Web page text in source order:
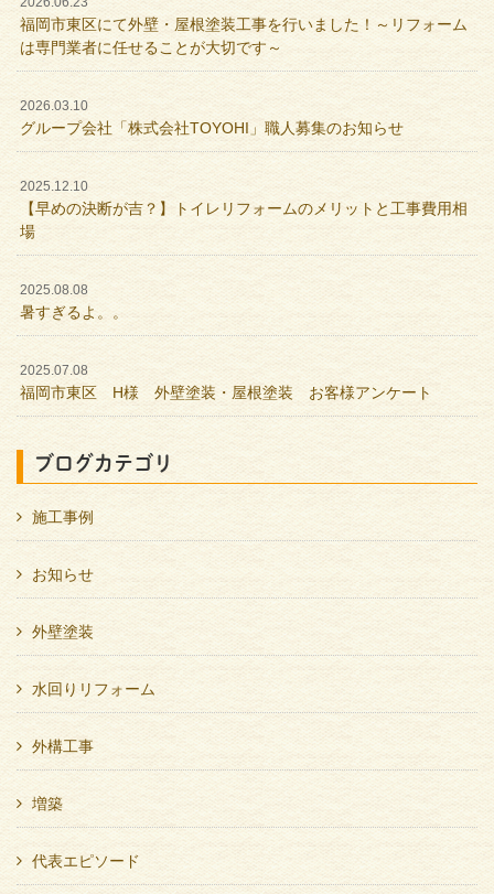
福岡市東区にて外壁・屋根塗装工事を行いました！～リフォーム
は専門業者に任せることが大切です～
2026.03.10
グループ会社「株式会社TOYOHI」職人募集のお知らせ
2025.12.10
【早めの決断が吉？】トイレリフォームのメリットと工事費用相
場
2025.08.08
暑すぎるよ。。
2025.07.08
福岡市東区 H様 外壁塗装・屋根塗装 お客様アンケート
ブログカテゴリ
施工事例
お知らせ
外壁塗装
水回りリフォーム
外構工事
増築
代表エピソード